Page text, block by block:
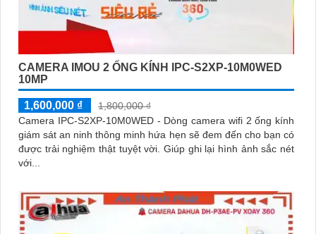
CAMERA IMOU 2 ỐNG KÍNH IPC-S2XP-10M0WED
10MP
1,600,000 ₫
1,800,000 ₫
Camera IPC-S2XP-10M0WED - Dòng camera wifi 2 ống kính
giám sát an ninh thông minh hứa hẹn sẽ đem đến cho bạn có
được trải nghiệm thật tuyệt vời. Giúp ghi lại hình ảnh sắc nét
với...